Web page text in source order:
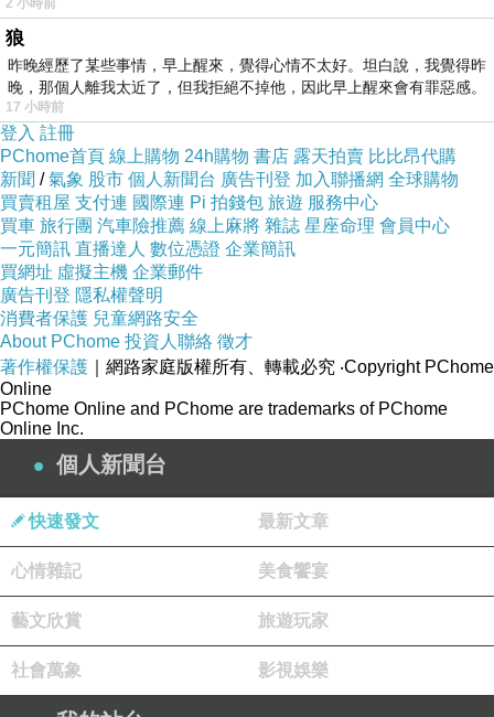
第一擺佮佇牛銀食了後，才知影Sukiyaki遐爾好食主要是肉質
佮煮的工夫。好肉的價數就懸。阮是食中晝，上俗的著日本票
一萬捅箍。看伊的菜單猶有一客日本票二萬五的，至少著兩个
人做伙食。
講著Sukiyaki就想著Sukiyaki song這條歌。
Sukiyaki song（上を向いて歩こう，坂本 九唱。攑頭向前
行）佇我做學生的1960年代就紅到美國、歐洲去矣。
（260430Tong-îng）
https://www.youtube.com/watch?v=C35DrtPlUbc
FB連結：https://www.facebook.com/share/p/18TthhtKDn/
2 小時前
狼
昨晚經歷了某些事情，早上醒來，覺得心情不太好。坦白說，我覺得昨
晚，那個人離我太近了，但我拒絕不掉他，因此早上醒來會有罪惡感。
17 小時前
登入 註冊
PChome首頁 線上購物 24h購物 書店 露天拍賣 比比昂代購
新聞 /氣象 股市 個人新聞台 廣告刊登 加入聯播網 全球購物
買賣租屋 支付連 國際連 Pi 拍錢包 旅遊 服務中心
買車 旅行團 汽車險推薦 線上麻將 雜誌 星座命理 會員中心
一元簡訊 直播達人 數位憑證 企業簡訊
買網址 虛擬主機 企業郵件
廣告刊登 隱私權聲明
消費者保護 兒童網路安全
About PChome 投資人聯絡 徵才
著作權保護 ｜網路家庭版權所有、轉載必究 ‧Copyright PChome
Online
PChome Online and PChome are trademarks of PChome
Online Inc.
個人新聞台
快速發文 最新文章
心情雜記 美食饗宴
藝文欣賞 旅遊玩家
社會萬象 影視娛樂